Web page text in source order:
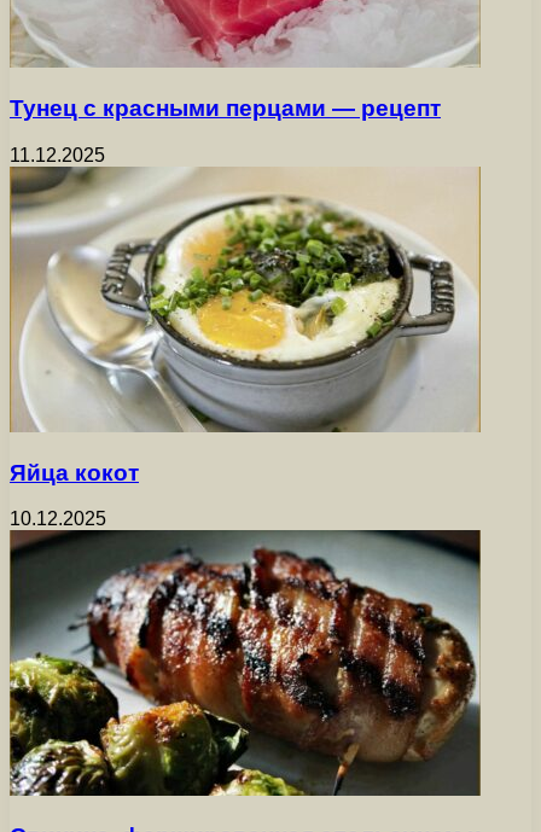
Тунец с красными перцами — рецепт
11.12.2025
Яйца кокот
10.12.2025